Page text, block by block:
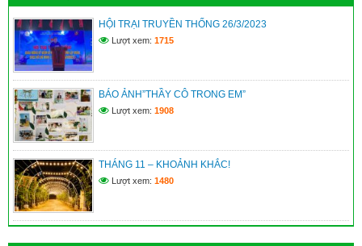
(12/07/2026)
KẾ HOẠCH TUYỂN SINH BỔ SUNG VÀO LỚP 10 NĂM HỌC
2026 – 2027
(12/07/2026)
Kế hoạch xét thăng hạng chức danh nghề nghiệp viên chức
năm 2026 – Sở GD&ĐT
(09/07/2026)
HỘI TRẠI TRUYỀN THỐNG 26/3/2023
Lượt xem: 1715
BÁO ẢNH”THẦY CÔ TRONG EM”
Lượt xem: 1908
THÁNG 11 – KHOẢNH KHẮC!
Lượt xem: 1480